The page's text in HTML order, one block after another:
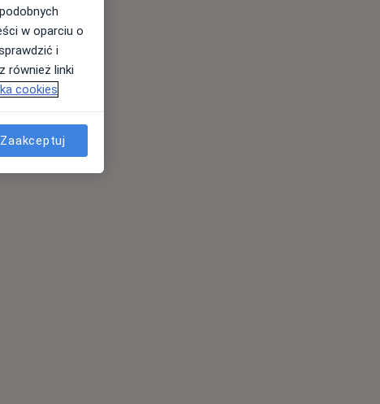
w oparciu o
i
również linki
cookies
Zaakceptuj